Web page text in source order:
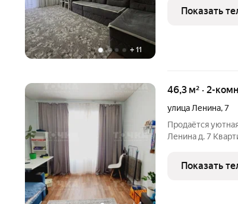
+ 11
ремонт,
балкон застеклен
Показать
46,3 м² · 2-
улица Ленина,7
Продаётся
Ленина д. 7 Квартира расположена на 2-ом этаже 2-х этажного
обременений и
торг Общая
Показать